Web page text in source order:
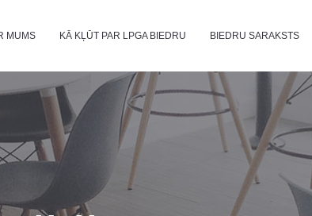
MUMS KĀ KĻŪT PAR LPGA BIEDRU BIEDRU SARAKSTS